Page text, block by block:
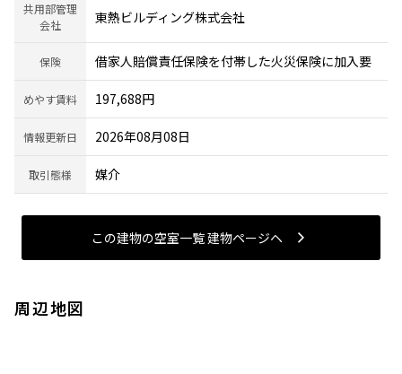
共用部管理
会社
東熱ビルディング株式会社
保険 借家人賠償責任保険を付帯した火災保険に加入要
めやす賃料 197,688円
情報更新日 2026年08月08日
取引態様 媒介
この建物の空室一覧 建物ページヘ
周辺地図